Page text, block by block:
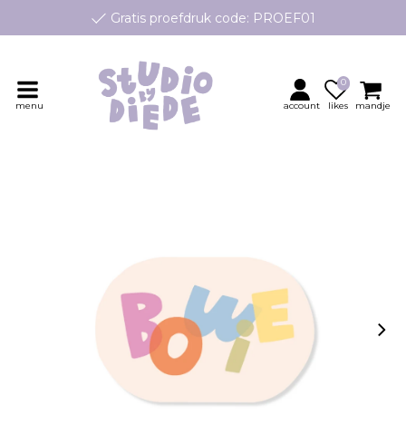
Gratis proefdruk code: PROEF01
geboortekaartjes op maat, speciaal ontworpen voor jouw
Persoonlijk contact en advies
menu account likes
0
mandje